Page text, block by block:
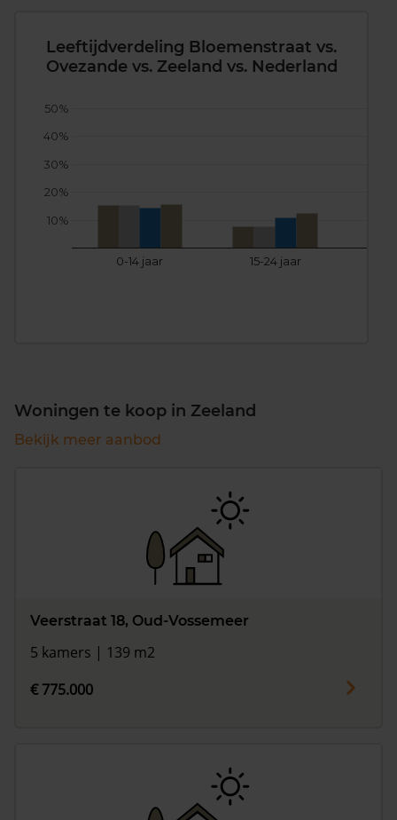
Leeftijdverdeling Bloemenstraat vs.
Ovezande vs. Zeeland vs. Nederland
0-14 jaar 15-24 jaar
10%
20%
30%
40%
50%
Woningen te koop in Zeeland
Bekijk meer aanbod
Veerstraat 18, Oud-Vossemeer
5 kamers | 139 m2
€ 775.000